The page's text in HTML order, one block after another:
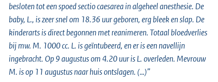
besloten tot een spoed sectio caesarea in algeheel anesthesie. De
baby, L., is zeer snel om 18.36 uur geboren, erg bleek en slap. De
kinderarts is direct begonnen met reanimeren. Totaal bloedverlies
bij mw. M. 1000 cc. L. is geïntubeerd, en er is een navellijn
ingebracht. Op 9 augustus om 4.20 uur is L. overleden. Mevrouw
M. is op 11 augustus naar huis ontslagen. (…)”